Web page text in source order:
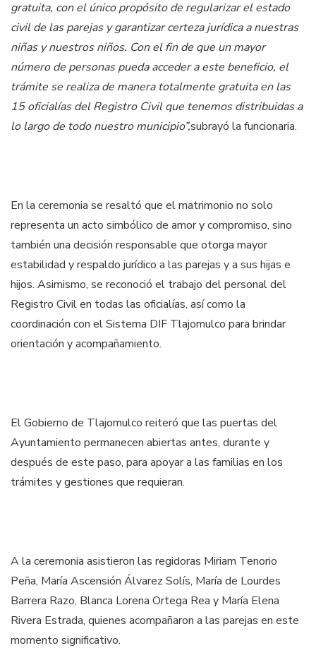
gratuita, con el único propósito de regularizar el estado
civil de las parejas y garantizar certeza jurídica a nuestras
niñas y nuestros niños. Con el fin de que un mayor
número de personas pueda acceder a este beneficio, el
trámite se realiza de manera totalmente gratuita en las
15 oficialías del Registro Civil que tenemos distribuidas a
lo largo de todo nuestro municipio”,subrayó la funcionaria.
En la ceremonia se resaltó que el matrimonio no solo
representa un acto simbólico de amor y compromiso, sino
también una decisión responsable que otorga mayor
estabilidad y respaldo jurídico a las parejas y a sus hijas e
hijos. Asimismo, se reconoció el trabajo del personal del
Registro Civil en todas las oficialías, así como la
coordinación con el Sistema DIF Tlajomulco para brindar
orientación y acompañamiento.
El Gobierno de Tlajomulco reiteró que las puertas del
Ayuntamiento permanecen abiertas antes, durante y
después de este paso, para apoyar a las familias en los
trámites y gestiones que requieran.
A la ceremonia asistieron las regidoras Miriam Tenorio
Peña, María Ascensión Álvarez Solís, María de Lourdes
Barrera Razo, Blanca Lorena Ortega Rea y María Elena
Rivera Estrada, quienes acompañaron a las parejas en este
momento significativo.